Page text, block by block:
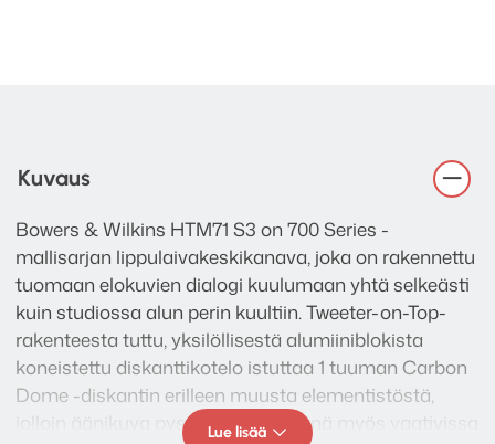
Kuvaus
Bowers & Wilkins HTM71 S3 on 700 Series -
mallisarjan lippulaivakeskikanava, joka on rakennettu
tuomaan elokuvien dialogi kuulumaan yhtä selkeästi
kuin studiossa alun perin kuultiin. Tweeter-on-Top-
rakenteesta tuttu, yksilöllisestä alumiiniblokista
koneistettu diskanttikotelo istuttaa 1 tuuman Carbon
Dome -diskantin erilleen muusta elementistöstä,
jolloin äänikuva pysyy häiriöttömänä myös vaativissa
Lue lisää